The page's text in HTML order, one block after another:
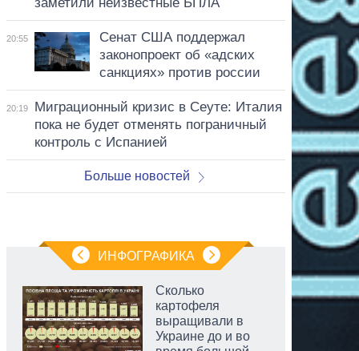
20:55
Сенат США поддержал
законопроект об «адских
санкциях» против россии
20:19
Миграционный кризис в Сеуте: Италия
пока не будет отменять пограничный
контроль с Испанией
Больше новостей
ИНФОГРАФИКА
Сколько
картофеля
выращивали в
Украине до и во